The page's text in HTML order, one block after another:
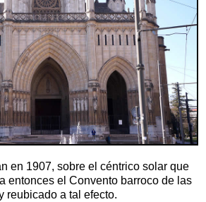
en 1907, sobre el céntrico solar que
entonces el Convento barroco de las
reubicado a tal efecto.